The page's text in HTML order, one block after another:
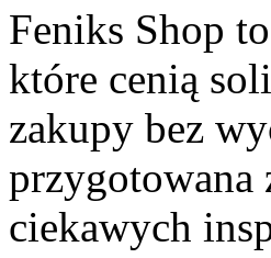
Feniks Shop
które cenią
zakupy bez
przygotowana
ciekawych